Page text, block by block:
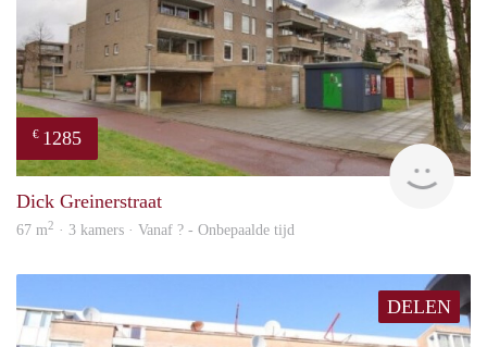
€ 1285
Dick Greinerstraat
67 m2 · 3 kamers · Vanaf ? - Onbepaalde tijd
DELEN